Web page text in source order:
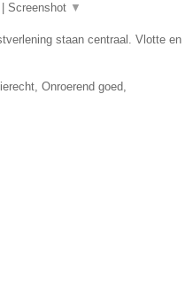
Screenshot ▼
staan centraal. Vlotte en
Onroerend goed,